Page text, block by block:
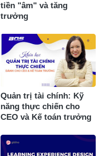
tiền "âm" và tăng
trưởng
Quản trị tài chính: Kỹ
năng thực chiến cho
CEO và Kế toán trưởng